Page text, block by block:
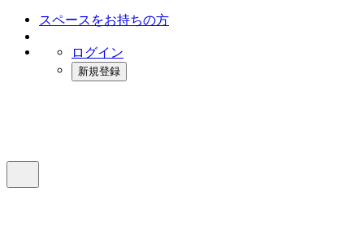
スペースをお持ちの方
ログイン
新規登録